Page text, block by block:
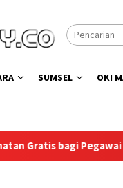
SUMSEL OKI
Binaan Sambut HUT